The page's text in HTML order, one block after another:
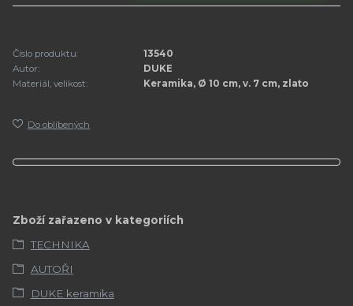
Číslo produktu:
13540
Autor:
DUKE
Materiál, velikost:
Keramika, Ø 10 cm, v. 7 cm, zlato
Do oblíbených
Zboží zařazeno v kategoriích
TECHNIKA
AUTOŘI
DUKE keramika